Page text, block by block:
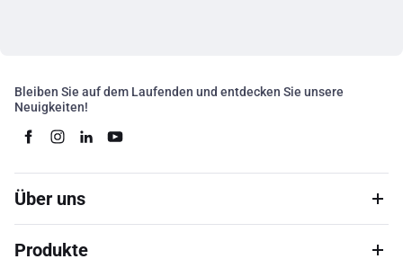
Bleiben Sie auf dem Laufenden und entdecken Sie unsere
Neuigkeiten!
Über uns
Produkte